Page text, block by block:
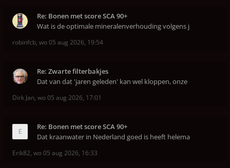
Re: Bonen met score SCA 90+
Wat is de optimale mineralenverhouding volgens j
robinfcb, wo 05 aug 2026, 19:54
Re: Zwarte filterbakjes
Dat van dat 'jaren geleden' kan wel kloppen, onze
Dirk Jan, wo 05 aug 2026, 17:01
Re: Bonen met score SCA 90+
Dat kraanwater in Nederland goed is heeft helema
Erik82, wo 05 aug 2026, 16:33